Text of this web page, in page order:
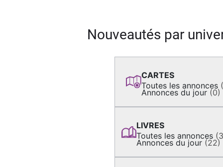
Nouveautés par
CARTES
Toutes les annonces
Annonces du jour (0)
LIVRES
Toutes les annonces
Annonces du jour (22)